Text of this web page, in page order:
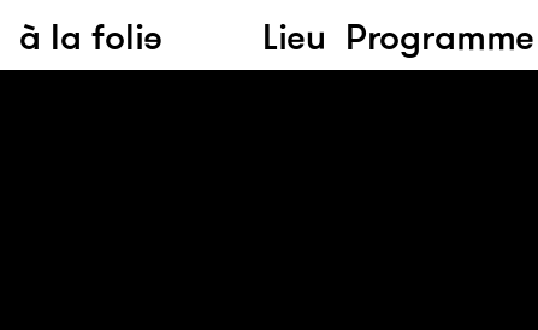
à la folie Lieu Programme